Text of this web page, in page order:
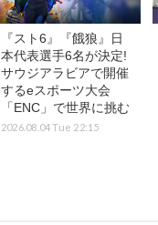
『スト6』『餓狼』日
本代表選手6名が決定!
サウジアラビアで開催
するeスポーツ大会
「ENC」で世界に挑む
2026.08.04 Tue 22:15